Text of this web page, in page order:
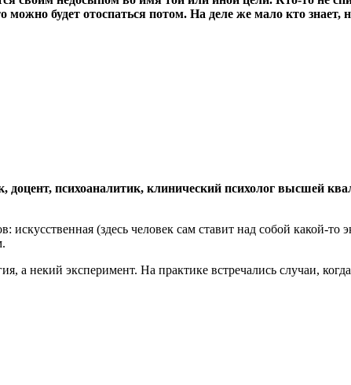
будет отоспаться потом. На деле же мало кто знает,
доцент, психоаналитик, клинический психолог высшей
(здесь человек сам ставит над собой какой-то
а некий эксперимент. На практике встречались случаи,